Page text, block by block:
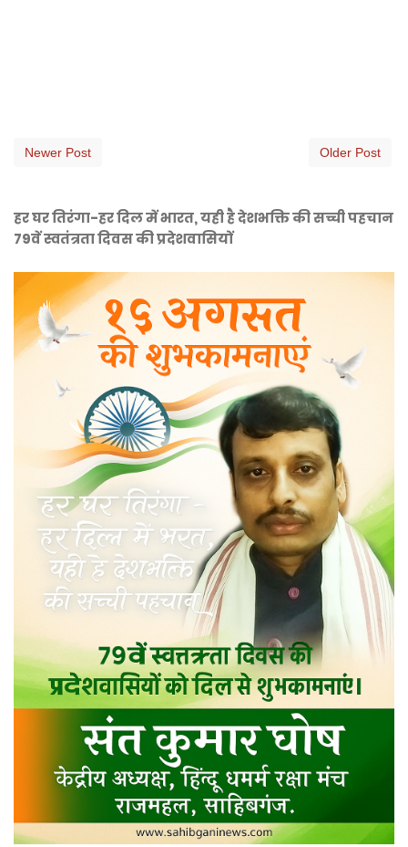
Newer Post Older Post
हर घर तिरंगा-हर दिल में भारत, यही है देशभक्ति की सच्ची पहचान
79वें स्वतंत्रता दिवस की प्रदेशवासियों